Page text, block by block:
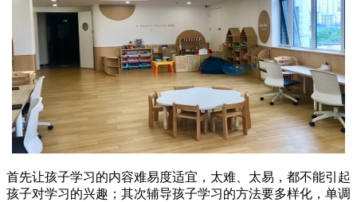
首先让孩子学习的内容难易度适宜，太难、太易，都不能引起
孩子对学习的兴趣；其次辅导孩子学习的方法要多样化，单调